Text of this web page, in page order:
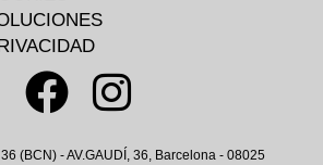
(BCN) - AV.GAUDÍ, 36, Barcelona - 08025